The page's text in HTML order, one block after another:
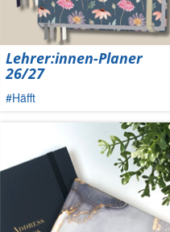
Lehrer:innen-Planer
26/27
#Häfft